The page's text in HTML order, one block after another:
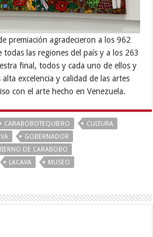
premiación agradecieron a los 962
las regiones del país y a los 263
final, todos y cada uno de ellos y
excelencia y calidad de las artes
con el arte hecho en Venezuela.
CARABOBOTEQUIERO
CULTURA
GOBERNADOR
DE CARABOBO
LACAVA MUSEO